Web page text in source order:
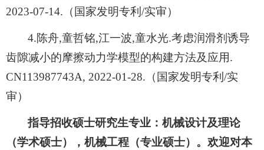
2023-07-14.（国家发明专利/实审）
4.陈舟,童哲铭,江一波,童水光.考虑润滑剂诱导
齿隙减小的摩擦动力学模型的构建方法及应用.
CN113987743A, 2022-01-28.（国家发明专利/实
审）
指导招收硕士研究生专业：机械设计及理论
（学术硕士），机械工程（专业硕士）。欢迎对本